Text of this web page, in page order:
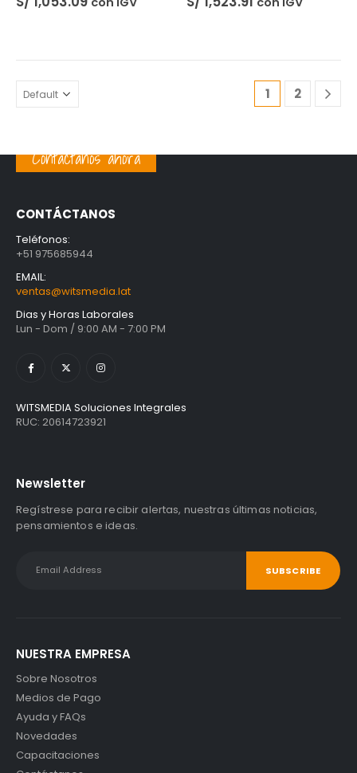
1 2
Contáctanos ahora
CONTÁCTANOS
Teléfonos:
+51 975685944
EMAIL:
ventas@witsmedia.lat
Dias y Horas Laborales
Lun - Dom / 9:00 AM - 7:00 PM
WITSMEDIA Soluciones Integrales
RUC: 20614723921
Newsletter
Regístrese para recibir alertas, nuestras últimas noticias,
pensamientos e ideas.
NUESTRA EMPRESA
Sobre Nosotros
Medios de Pago
Ayuda y FAQs
Novedades
Capacitaciones